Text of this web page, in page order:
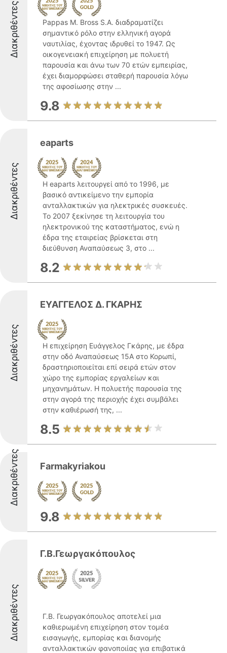
Διακριθέντες
Pappas M. Bross S.A. διαδραματίζει
σημαντικό ρόλο στην ελληνική αγορά
ναυτιλίας, έχοντας ιδρυθεί το 1947. Ως
οικογενειακή επιχείρηση με πολυετή
παρουσία και άνω των 70 ετών εμπειρίας,
έχει διαμορφώσει σταθερή παρουσία λόγω
της αφοσίωσης στην ...
9.8
Διακριθέντες
eaparts
Η eaparts λειτουργεί από το 1996, με
βασικό αντικείμενο την εμπορία
ανταλλακτικών για ηλεκτρικές συσκευές.
Το 2007 ξεκίνησε τη λειτουργία του
ηλεκτρονικού της καταστήματος, ενώ η
έδρα της εταιρείας βρίσκεται στη
διεύθυνση Αναπαύσεως 3, στο ...
8.2
Διακριθέντες
ΕΥΑΓΓΕΛΟΣ Δ. ΓΚΑΡΗΣ
Η επιχείρηση Ευάγγελος Γκάρης, με έδρα
στην οδό Αναπαύσεως 15Α στο Κορωπί,
δραστηριοποιείται επί σειρά ετών στον
χώρο της εμπορίας εργαλείων και
μηχανημάτων. Η πολυετής παρουσία της
στην αγορά της περιοχής έχει συμβάλει
στην καθιέρωσή της, ...
8.5
Διακριθέντες Farmakyriakou
9.8
Διακριθέντες
Γ.Β.Γεωργακόπουλος
Γ.Β. Γεωργακόπουλος αποτελεί μια
καθιερωμένη επιχείρηση στον τομέα
εισαγωγής, εμπορίας και διανομής
ανταλλακτικών φανοποιίας για επιβατικά